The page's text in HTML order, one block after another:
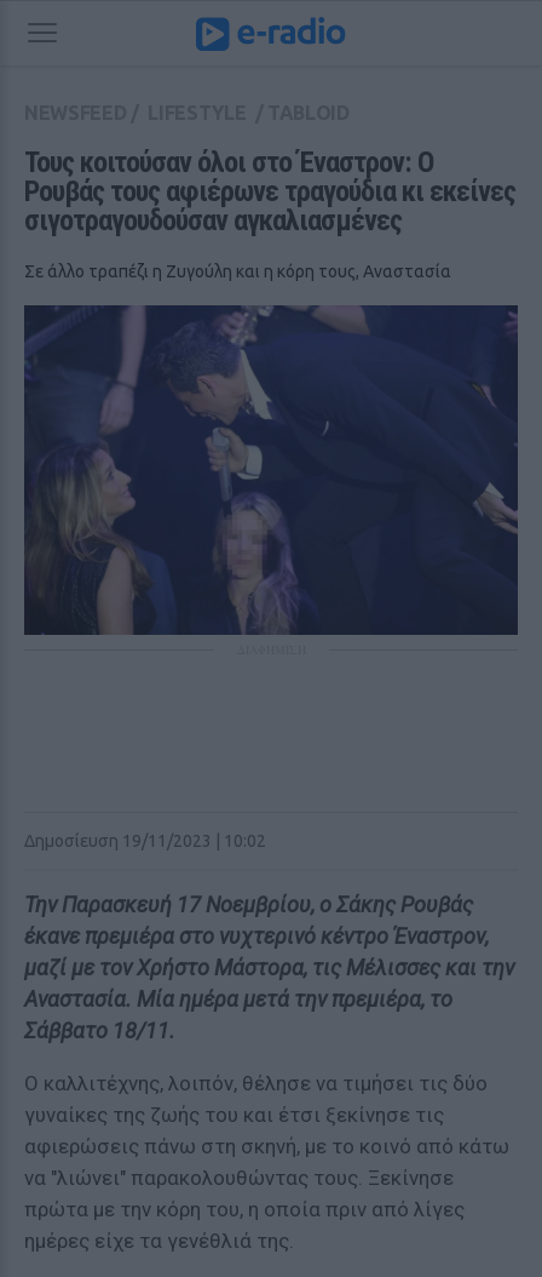
Τους κοιτούσαν όλοι στο Έναστρον: Ο
Ρουβάς τους αφιέρωνε τραγούδια κι εκείνες
σιγοτραγουδούσαν αγκαλιασμένες
Σε άλλο τραπέζι η Ζυγούλη και η κόρη τους, Αναστασία
Δημοσίευση 19/11/2023 | 10:02
Την Παρασκευή 17 Νοεμβρίου, ο Σάκης Ρουβάς
έκανε πρεμιέρα στο νυχτερινό κέντρο Έναστρον,
μαζί με τον Χρήστο Μάστορα, τις Μέλισσες και την
Αναστασία. Μία ημέρα μετά την πρεμιέρα, το
Σάββατο 18/11.
Ο καλλιτέχνης, λοιπόν, θέλησε να τιμήσει τις δύο
γυναίκες της ζωής του και έτσι ξεκίνησε τις
αφιερώσεις πάνω στη σκηνή, με το κοινό από κάτω
να "λιώνει" παρακολουθώντας τους. Ξεκίνησε
πρώτα με την κόρη του, η οποία πριν από λίγες
ημέρες είχε τα γενέθλιά της.